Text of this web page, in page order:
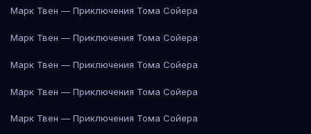
Марк Твен — Приключения Тома Сойера
Марк Твен — Приключения Тома Сойера
Марк Твен — Приключения Тома Сойера
Марк Твен — Приключения Тома Сойера
Марк Твен — Приключения Тома Сойера